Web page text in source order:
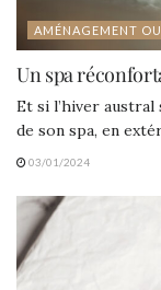
AMÉNAGEMENT
Un spa
Et si l’hiver
de son spa, en
03/01/2024